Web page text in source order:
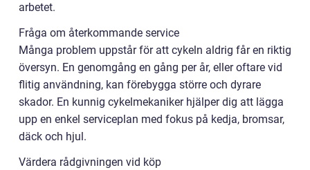
arbetet.
Fråga om återkommande service
Många problem uppstår för att cykeln aldrig får en riktig
översyn. En genomgång en gång per år, eller oftare vid
flitig användning, kan förebygga större och dyrare
skador. En kunnig cykelmekaniker hjälper dig att lägga
upp en enkel serviceplan med fokus på kedja, bromsar,
däck och hjul.
Värdera rådgivningen vid köp